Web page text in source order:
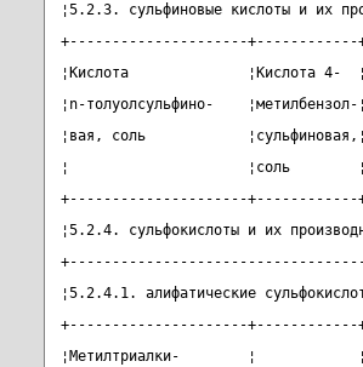
¦5.2.3. сульфиновые кислоты и
+---------------------+------------
¦Кислота              ¦Кислота
¦n-толуолсульфино-
¦вая, соль
¦                     ¦соль
+---------------------+------------
¦5.2.4. сульфокислоты и их
¦5.2.4.1. алифатические
+---------------------+------------
¦Метилтриалки-        ¦